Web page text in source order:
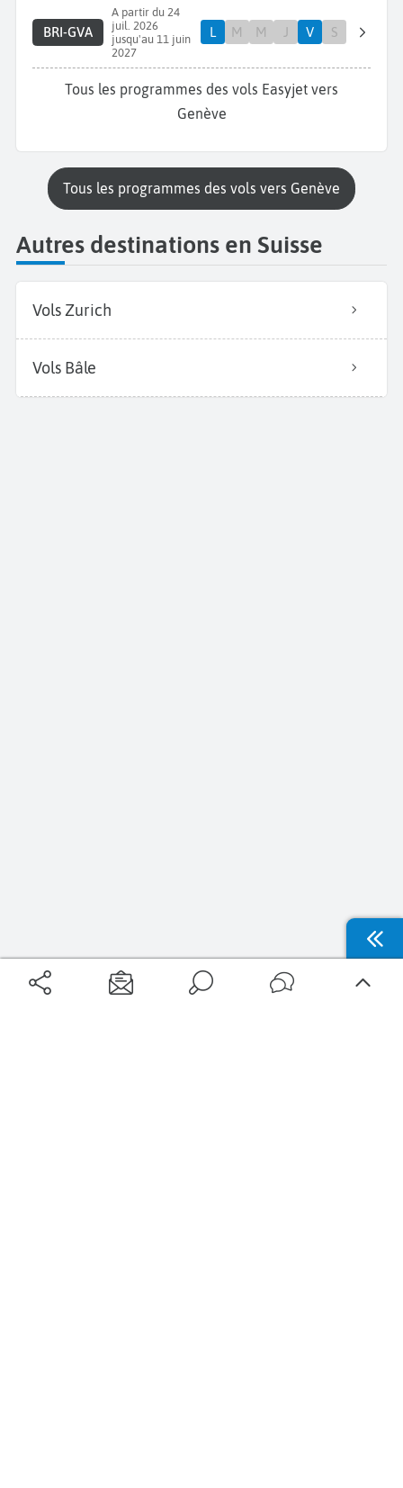
BRI-GVA
A partir du 24
juil. 2026
jusqu'au 11 juin
2027
L M M J V S
Tous les programmes des vols Easyjet vers
Genève
Tous les programmes des vols vers Genève
Autres destinations en Suisse
Vols Zurich
Vols Bâle